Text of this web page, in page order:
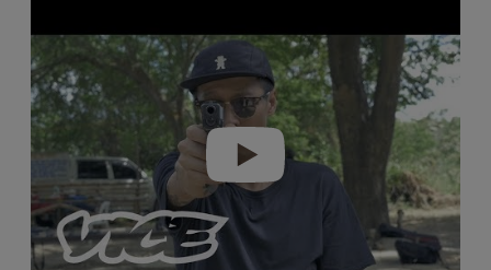
a
v
i
d
e